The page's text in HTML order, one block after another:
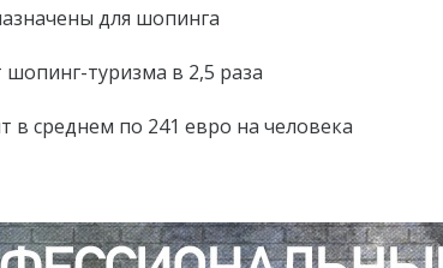
для шопинга
туризма в 2,5 раза
в среднем по 241 евро на человека